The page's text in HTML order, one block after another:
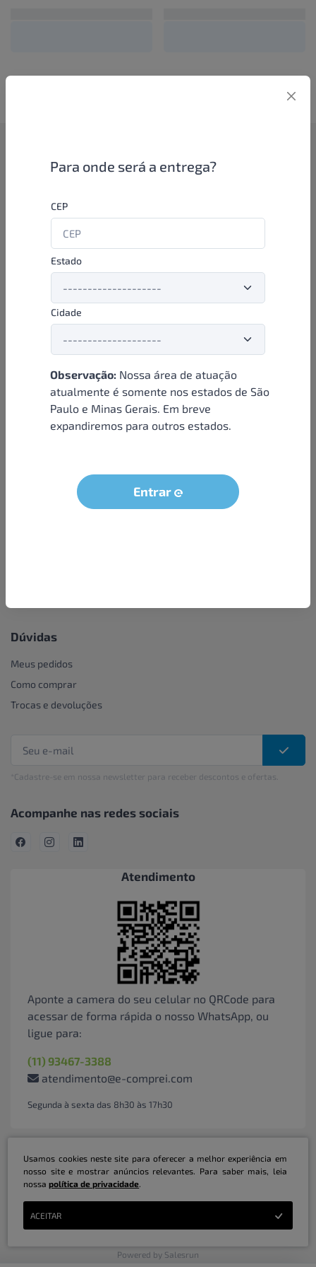
Para onde será a entrega?
CEP
Estado
Cidade
Observação: Nossa área de atuação
atualmente é somente nos estados de São
Paulo e Minas Gerais. Em breve
expandiremos para outros estados.
Entrar
Como funciona
aproveitar as promoções e ofertas direto das indústrias de
beleza e higiene em nossa plataforma. E o melhor: você continua
comprando de seus distribuidores parceiros e encontra novos
distribuidores para comprar cada vez com mais praticidade e
agilidade. Aproveite!
Formas de pagamento
Institucional
Sobre nós
Condições e termos
Seja um parceiro
LGPD - Solicitação dos dados do titular
Dúvidas
Meus pedidos
Como comprar
Trocas e devoluções
*Cadastre-se em nossa newsletter para receber descontos e ofertas.
Acompanhe nas redes sociais
Atendimento
Aponte a camera do seu celular no QRCode para
acessar de forma rápida o nosso WhatsApp, ou
ligue para:
(11) 93467-3388
atendimento@e-comprei.com
Segunda à sexta das 8h30 às 17h30
Marketplace B2B Serviços Inteligentes Ltda | CNPJ: 31.415.786/0001-31 | ©
Powered by Salesrun
Usamos cookies neste site para oferecer a melhor experiência em
nosso site e mostrar anúncios relevantes. Para saber mais, leia
nossapolítica de privacidade.
ACEITAR